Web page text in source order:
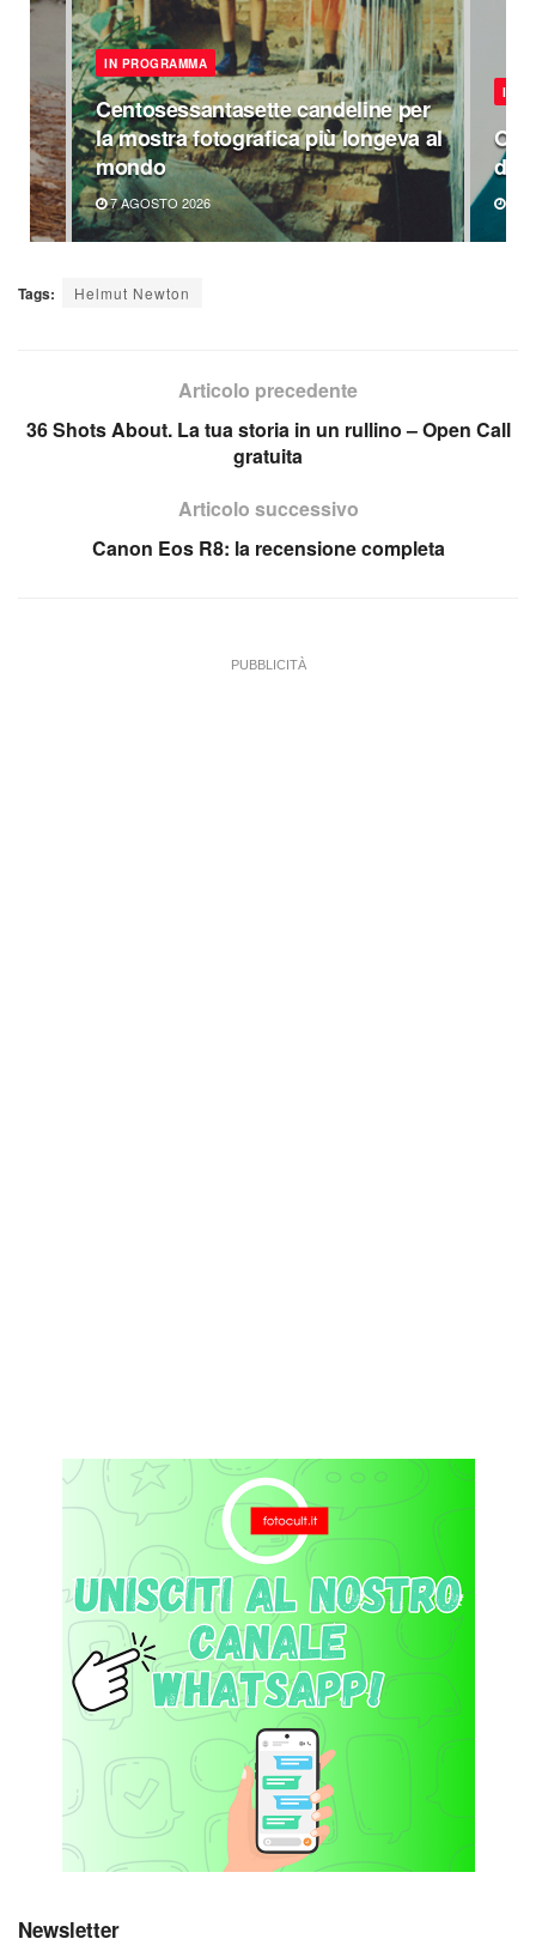
IN PROGRAMMA
Centosessantasette candeline per
la mostra fotografica più longeva al
mondo
7 AGOSTO 2026
IN
di
6
Tags: Helmut Newton
Articolo precedente
36 Shots About. La tua storia in un rullino – Open Call
gratuita
Articolo successivo
Canon Eos R8: la recensione completa
PUBBLICITÀ
Newsletter